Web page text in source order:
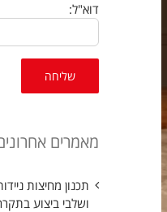
דוא"ל:
מאמרים
תכנון מחיצות
ושלבי ביצוע